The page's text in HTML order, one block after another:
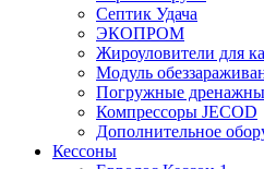
Септик Удача
ЭКОПРОМ
Жироуловители для
Модуль
Погружные
Компрессоры JECOD
Дополнительное
Кессоны